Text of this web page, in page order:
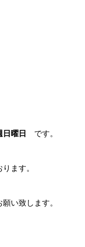
曜日 です。
ます。
い致します。